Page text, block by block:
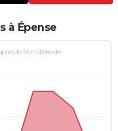
à Épense
le Ministère de